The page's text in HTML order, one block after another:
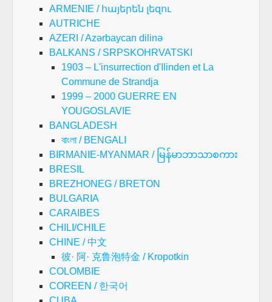
ARMENIE / հայերեն լեզու
AUTRICHE
AZERI / Azərbaycan dilinə
BALKANS / SRPSKOHRVATSKI
1903 – L'insurrection d'Ilinden et La
Commune de Strandja
1999 – 2000 GUERRE EN
YOUGOSLAVIE
BANGLADESH
বাংলা / BENGALI
BIRMANIE-MYANMAR / မြန်မာဘာသာစကား
BRESIL
BREZHONEG / BRETON
BULGARIA
CARAIBES
CHILI/CHILE
CHINE / 中文
彼· 阿· 克鲁泡特金 / Kropotkin
COLOMBIE
COREEN / 한국어